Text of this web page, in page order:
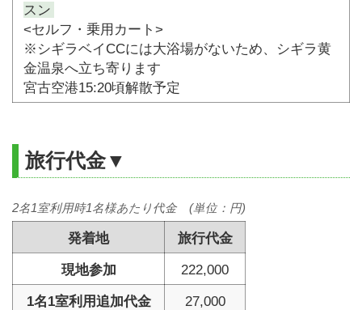
スン
<セルフ・乗用カート>
※シギラベイCCには大浴場がないため、シギラ黄
金温泉へ立ち寄ります
宮古空港15:20頃解散予定
旅行代金▼
発着地
旅行代金
現地参加
222,000
1名1室利用追加代金
27,000
2名1室利用時1名様あたり代金 (単位：円)